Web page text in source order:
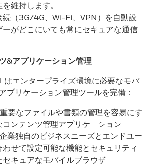
維持します。
続（3G/4G、Wi-Fi、VPN）を自動設
ーがどこにいても常にセキュアな通信
&アプリケーション管理
エンタープライズ環境に必要なモバ
プリケーション管理ツールを完備：
要なファイルや書類の管理を容易にす
コンテンツ管理アプリケーション
業独自のビジネスニーズとエンドユー
せて設定可能な機能とセキュリティ
セキュアなモバイルブラウザ